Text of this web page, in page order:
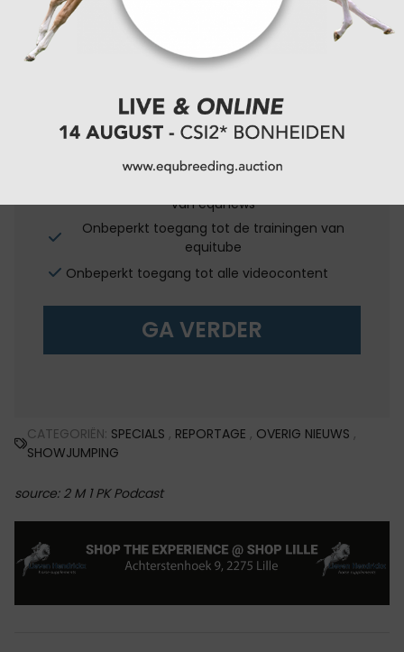
de Paarden gazet
€5,50/maand
OF
€55,00/ jaar
van equnews
Onbeperkt toegang tot de trainingen van
equitube
Onbeperkt toegang tot alle videocontent
GA VERDER
CATEGORIËN: SPECIALS , REPORTAGE , OVERIG NIEUWS ,
SHOWJUMPING
source: 2 M 1 PK Podcast